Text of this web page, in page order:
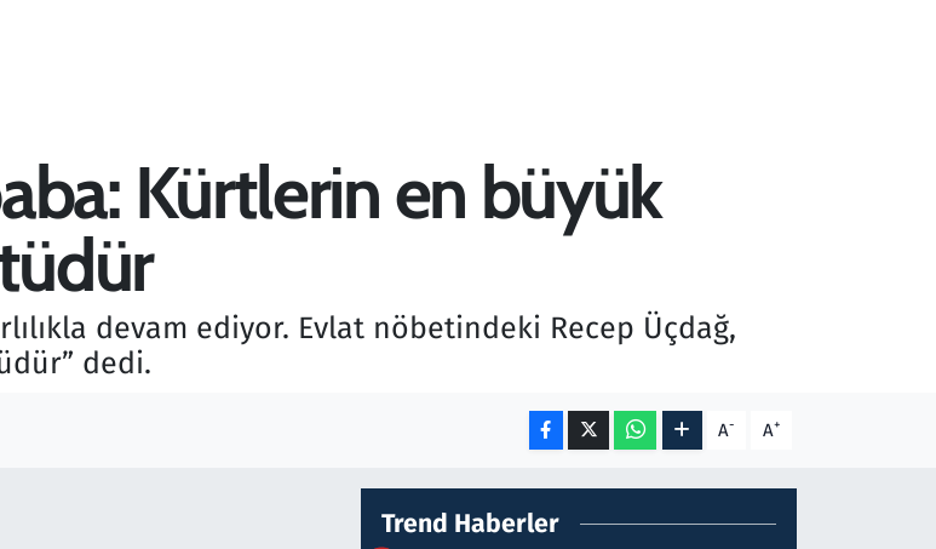
Kürtlerin en büyük
devam ediyor. Evlat nöbetindeki Recep Üçdağ,
dedi.
A- A+
Trend Haberler